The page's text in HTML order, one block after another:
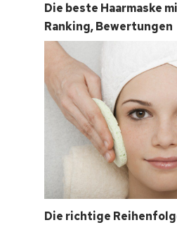
Die beste Haarmaske
Ranking, Bewertungen
Die richtige